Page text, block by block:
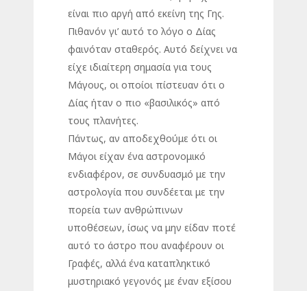
είναι πιο αργή από εκείνη της Γης.
Πιθανόν γι’ αυτό το λόγο ο Δίας
φαινόταν σταθερός. Αυτό δείχνει να
είχε ιδιαίτερη σημασία για τους
Μάγους, οι οποίοι πίστευαν ότι ο
Δίας ήταν ο πιο «βασιλικός» από
τους πλανήτες.
Πάντως, αν αποδεχθούμε ότι οι
Μάγοι είχαν ένα αστρονομικό
ενδιαφέρον, σε συνδυασμό με την
αστρολογία που συνδέεται με την
πορεία των ανθρώπινων
υποθέσεων, ίσως να μην είδαν ποτέ
αυτό το άστρο που αναφέρουν οι
Γραφές, αλλά ένα καταπληκτικό
μυστηριακό γεγονός με έναν εξίσου